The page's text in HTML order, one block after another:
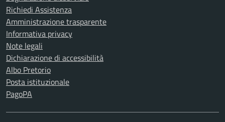
Richiedi Assistenza
Amministrazione trasparente
Informativa privacy
Note legali
Dichiarazione di accessibilità
Albo Pretorio
Posta istituzionale
PagoPA